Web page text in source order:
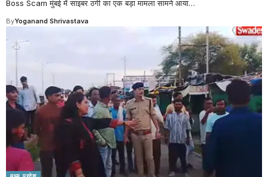
Boss Scam मुंबई में साइबर ठगी का एक बड़ा मामला सामने आया…
ByYoganand Shrivastava